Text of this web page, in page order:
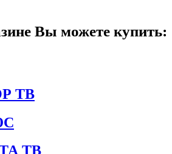
Вы можете купить:
ТВ
ТВ